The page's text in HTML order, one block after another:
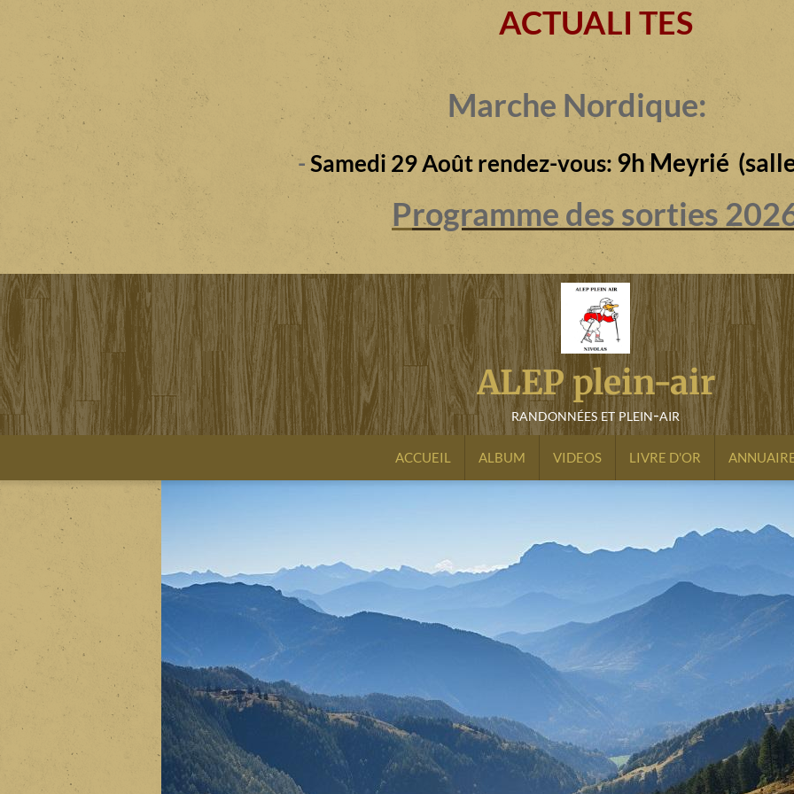
ACTUALI TES
Marche Nordique:
-Samedi 29 Août rendez-vous: 9h Meyrié
Programme des sorties
ALEP plein-air
randonnées et plein-air
ACCUEIL ALBUM VIDEOS LIVRE D'OR